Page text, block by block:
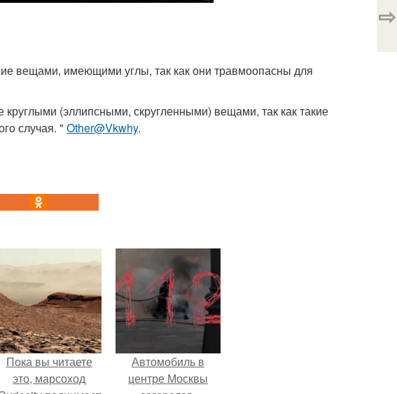
вещами, имеющими углы, так как они травмоопасны для
(эллипсными, скругленными) вещами, так как такие
случая. " Other@Vkwhy.
⇨
Пока вы читаете
это, марсоход
Автомобиль в
центре Москвы